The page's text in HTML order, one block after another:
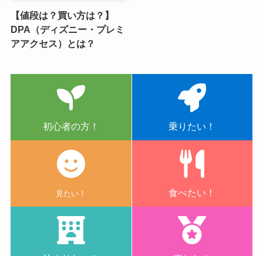
【値段は？買い方は？】
DPA（ディズニー・プレミ
アアクセス）とは？
初心者の方！ 乗りたい！
見たい！ 食べたい！